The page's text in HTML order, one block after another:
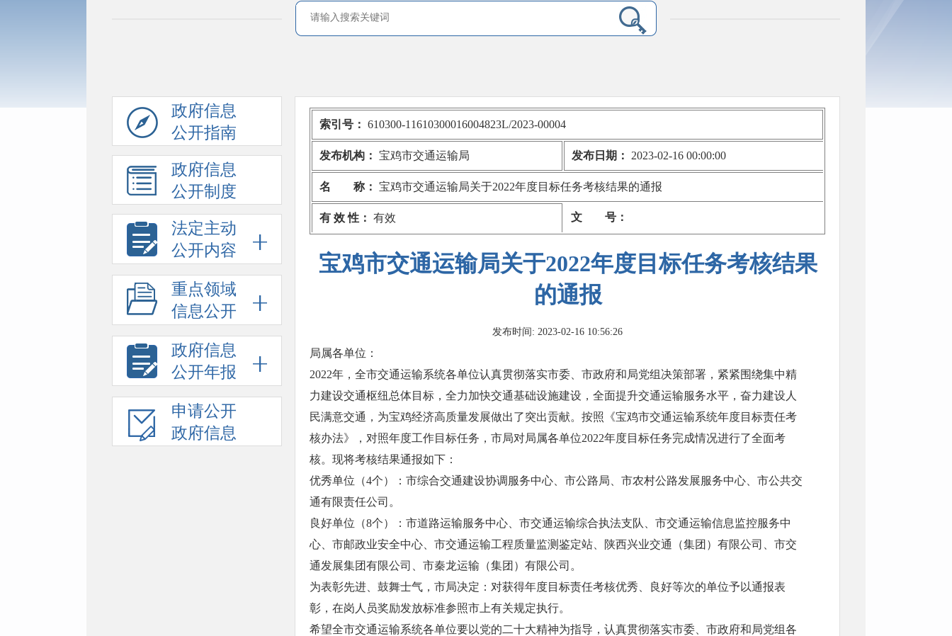
政府信息
公开指南
政府信息
公开制度
法定主动
公开内容
重点领域
信息公开
政府信息
公开年报
申请公开
政府信息
索引号： 610300-11610300016004823L/2023-00004
发布机构： 宝鸡市交通运输局 发布日期： 2023-02-16 00:00:00
名 称： 宝鸡市交通运输局关于2022年度目标任务考核结果的通报
有 效 性： 有效 文 号：
宝鸡市交通运输局关于2022年度目标任务考核结果
的通报
发布时间: 2023-02-16 10:56:26
局属各单位：
2022年，全市交通运输系统各单位认真贯彻落实市委、市政府和局党组决策部署，紧紧围绕集中精
力建设交通枢纽总体目标，全力加快交通基础设施建设，全面提升交通运输服务水平，奋力建设人
民满意交通，为宝鸡经济高质量发展做出了突出贡献。按照《宝鸡市交通运输系统年度目标责任考
核办法》，对照年度工作目标任务，市局对局属各单位2022年度目标任务完成情况进行了全面考
核。现将考核结果通报如下：
优秀单位（4个）：市综合交通建设协调服务中心、市公路局、市农村公路发展服务中心、市公共交
通有限责任公司。
良好单位（8个）：市道路运输服务中心、市交通运输综合执法支队、市交通运输信息监控服务中
心、市邮政业安全中心、市交通运输工程质量监测鉴定站、陕西兴业交通（集团）有限公司、市交
通发展集团有限公司、市秦龙运输（集团）有限公司。
为表彰先进、鼓舞士气，市局决定：对获得年度目标责任考核优秀、良好等次的单位予以通报表
彰，在岗人员奖励发放标准参照市上有关规定执行。
希望全市交通运输系统各单位要以党的二十大精神为指导，认真贯彻落实市委、市政府和局党组各